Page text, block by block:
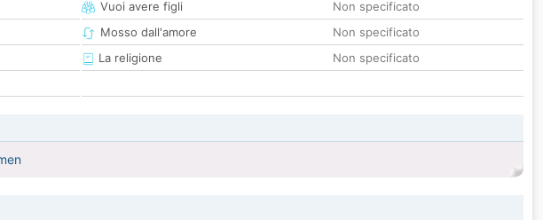
Vuoi avere figli
Non specificato
Mosso dall'amore
Non specificato
La religione
Non specificato